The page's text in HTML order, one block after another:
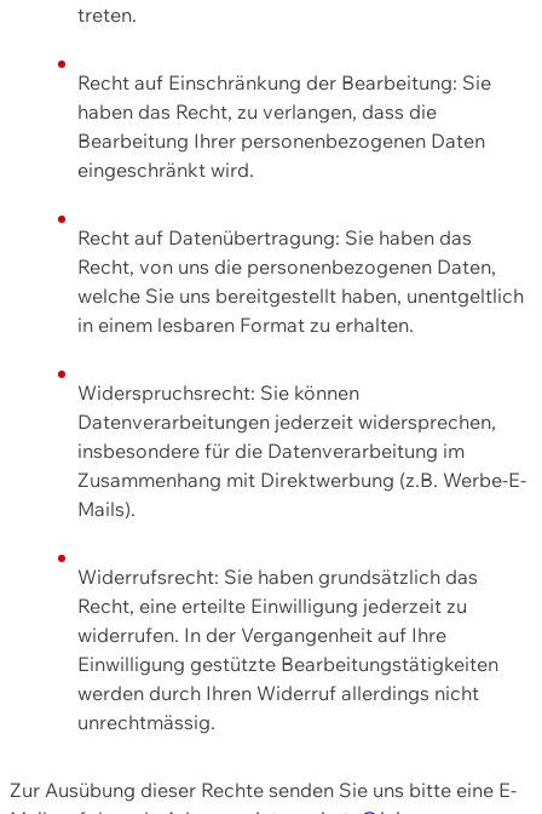
treten.
Recht auf Einschränkung der Bearbeitung: Sie
haben das Recht, zu verlangen, dass die
Bearbeitung Ihrer personenbezogenen Daten
eingeschränkt wird.
Recht auf Datenübertragung: Sie haben das
Recht, von uns die personenbezogenen Daten,
welche Sie uns bereitgestellt haben, unentgeltlich
in einem lesbaren Format zu erhalten.
Widerspruchsrecht: Sie können
Datenverarbeitungen jederzeit widersprechen,
insbesondere für die Datenverarbeitung im
Zusammenhang mit Direktwerbung (z.B. Werbe-E-
Mails).
Widerrufsrecht: Sie haben grundsätzlich das
Recht, eine erteilte Einwilligung jederzeit zu
widerrufen. In der Vergangenheit auf Ihre
Einwilligung gestützte Bearbeitungstätigkeiten
werden durch Ihren Widerruf allerdings nicht
unrechtmässig.
Zur Ausübung dieser Rechte senden Sie uns bitte eine E-